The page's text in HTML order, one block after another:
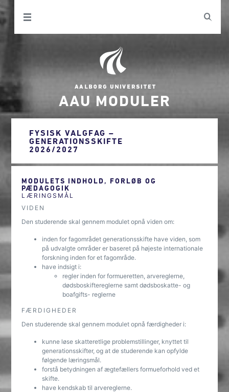
AAU MODULER
FYSISK VALGFAG –
GENERATIONSSKIFTE
2026/2027
MODULETS INDHOLD, FORLØB OG
PÆDAGOGIK
LÆRINGSMÅL
VIDEN
Den studerende skal gennem modulet opnå viden om:
inden for fagområdet generationsskifte have viden, som
på udvalgte områder er baseret på højeste internationale
forskning inden for et fagområde.
have indsigt i:
regler inden for formueretten, arvereglerne,
dødsboskiftereglerne samt dødsboskatte- og
boafgifts- reglerne
FÆRDIGHEDER
Den studerende skal gennem modulet opnå færdigheder i:
kunne løse skatteretlige problemstillinger, knyttet til
generationsskifter, og at de studerende kan opfylde
følgende læringsmål.
forstå betydningen af ægtefællers formueforhold ved et
skifte.
have kendskab til arvereglerne.